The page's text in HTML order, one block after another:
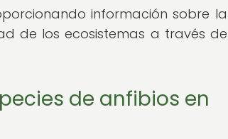
información sobre la
de los ecosistemas a través de
de anfibios en